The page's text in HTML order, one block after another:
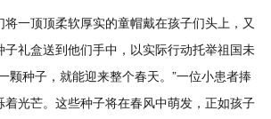
一顶顶柔软厚实的童帽戴在孩子们头上，又
礼盒送到他们手中，以实际行动托举祖国未
颗种子，就能迎来整个春天。”一位小患者捧
光芒。这些种子将在春风中萌发，正如孩子